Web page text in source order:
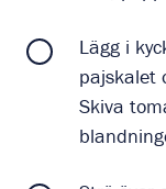
Lägg i
pajskalet
Skiva